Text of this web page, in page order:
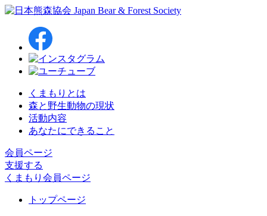
くまもりとは
森と野生動物の現状
活動内容
あなたにできること
会員ページ
支援する
くまもり会員ページ
トップページ